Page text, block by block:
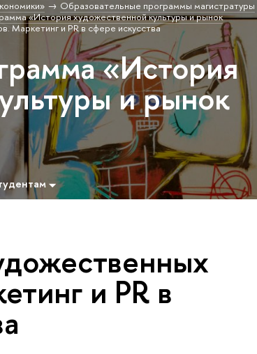
Образовательные программы магистратуры
«История художественной культуры и рынок
Маркетинг и PR в сфере искусства
«История
и рынок
и PR в